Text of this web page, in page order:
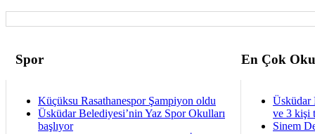
Spor En Çok
Küçüksu Rasathanespor Şampiyon oldu
Üsküdar Belediyesi’nin Yaz Spor Okulları
başlıyor
Üsküdar
ve 3 kişi
Sinem